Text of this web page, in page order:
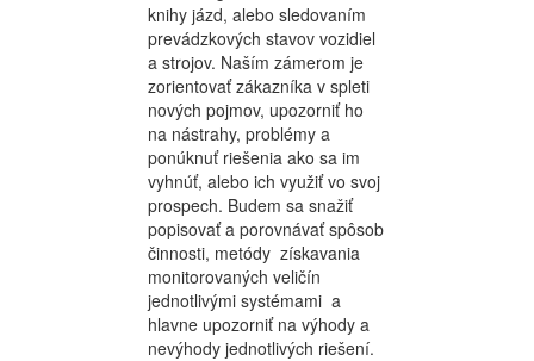
knihy jázd, alebo sledovaním
prevádzkových stavov vozidiel
a strojov. Naším zámerom je
zorientovať zákazníka v spleti
nových pojmov, upozorniť ho
na nástrahy, problémy a
ponúknuť riešenia ako sa im
vyhnúť, alebo ich využiť vo svoj
prospech. Budem sa snažiť
popisovať a porovnávať spôsob
činnosti, metódy získavania
monitorovaných veličín
jednotlivými systémami a
hlavne upozorniť na výhody a
nevýhody jednotlivých riešení.